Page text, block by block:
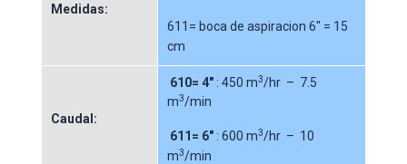
Medidas:
611= boca de aspiracion 6″ = 15
cm
Caudal:
610= 4″ : 450 m3/hr – 7.5
m3/min
611= 6″ : 600 m3/hr – 10
m3/min